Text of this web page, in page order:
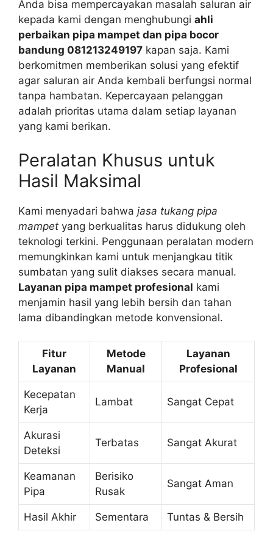
Anda bisa mempercayakan masalah saluran air
kepada kami dengan menghubungi ahli
perbaikan pipa mampet dan pipa bocor
bandung 081213249197 kapan saja. Kami
berkomitmen memberikan solusi yang efektif
agar saluran air Anda kembali berfungsi normal
tanpa hambatan. Kepercayaan pelanggan
adalah prioritas utama dalam setiap layanan
yang kami berikan.
Peralatan Khusus untuk
Hasil Maksimal
Kami menyadari bahwa jasa tukang pipa
mampet yang berkualitas harus didukung oleh
teknologi terkini. Penggunaan peralatan modern
memungkinkan kami untuk menjangkau titik
sumbatan yang sulit diakses secara manual.
Layanan pipa mampet profesional kami
menjamin hasil yang lebih bersih dan tahan
lama dibandingkan metode konvensional.
Fitur
Layanan
Metode
Manual
Layanan
Profesional
Kecepatan
Kerja
Lambat Sangat Cepat
Akurasi
Deteksi
Terbatas Sangat Akurat
Keamanan
Pipa
Berisiko
Rusak
Sangat Aman
Hasil Akhir Sementara Tuntas & Bersih